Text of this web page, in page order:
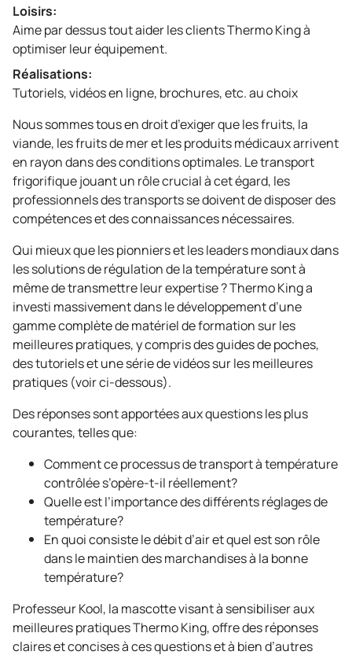
Loisirs:
Aime par dessus tout aider les clientsThermo Kingà
optimiser leur équipement.
Réalisations:
Tutoriels, vidéos en ligne, brochures, etc. au choix
Nous sommes tous en droit d’exiger que les fruits, la
viande, les fruits de mer et les produits médicaux arrivent
en rayon dans des conditions optimales. Le transport
frigorifique jouant un rôle crucial à cet égard, les
professionnels des transports se doivent de disposer des
compétences et des connaissances nécessaires.
Qui mieux que les pionniers et les leaders mondiaux dans
les solutions de régulation de la température sont à
même de transmettre leur expertise ?Thermo Kinga
investi massivement dans le développement d’une
gamme complète de matériel de formation sur les
meilleures pratiques, y compris des guides de poches,
des tutoriels et une série de vidéos sur les meilleures
pratiques (voir ci-dessous).
Des réponses sont apportées aux questions les plus
courantes, telles que:
Comment ce processus de transport à température
contrôlée s’opère-t-il réellement?
Quelle est l’importance des différents réglages de
température?
En quoi consiste le débit d’air et quel est son rôle
dans le maintien des marchandises à la bonne
température?
Professeur Kool, la mascotte visant à sensibiliser aux
meilleures pratiquesThermo King, offre des réponses
claires et concises à ces questions et à bien d’autres